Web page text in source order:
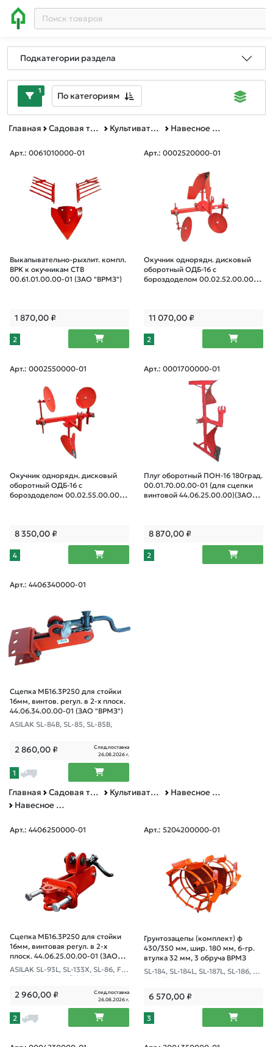
Подкатегории раздела
1 По категориям
Главная Садовая техника, оснастка и принадлежности Культиваторы и мотоблоки Навесное оборудование для культиваторов и мотоблоков
Арт.: 0061010000-01
Выкапывательно-рыхлит. компл.
ВРК к окучникам СТВ
00.61.01.00.00-01 (ЗАО "ВРМЗ")
1 870,00₽
2
Арт.: 0002520000-01
Окучник однорядн. дисковый
оборотный ОДБ-16 с
бороздоделом 00.02.52.00.00-
11 070,00₽
2
Арт.: 0002550000-01
Окучник однорядн. дисковый
оборотный ОДБ-16 с
бороздоделом 00.02.55.00.00-
8 350,00₽
4
Арт.: 0001700000-01
Плуг оборотный ПОН-16 180град.
00.01.70.00.00-01 (для сцепки
винтовой 44.06.25.00.00)(ЗАО
8 870,00₽
2
Арт.: 4406340000-01
Сцепка МБ16.3Р250 для стойки
16мм, винтов. регул. в 2-х плоск.
44.06.34.00.00-01 (ЗАО "ВРМЗ")
ASILAK SL-84B, SL-85, SL-85B,
2 860,00₽
След.поставка
26.08.2026 г.
1
Главная Садовая техника, оснастка и принадлежности Культиваторы и мотоблоки
Навесное оборудование для культиваторов и мотоблоков
Навесное оборудование для культиваторов и мотоблоков
Арт.: 4406250000-01
Сцепка МБ16.3Р250 для стойки
16мм, винтовая регул. в 2-х
плоск. 44.06.25.00.00-01 (ЗАО
"ВРМЗ")
ASILAK SL-93L, SL-133X, SL-86, FE
RMER FM-701MS/PRO, FM-702MS
M/MS/PRO-
2 960,00₽
След.поставка
26.08.2026 г.
2
Арт.: 5204200000-01
Грунтозацепы (комплект) ф
430/350 мм, шир. 180 мм, 6-гр.
втулка 32 мм, 3 обруча ВРМЗ
SL-184, SL-184L, SL-187L, SL-186, F
M-1617MXL
6 570,00₽
3